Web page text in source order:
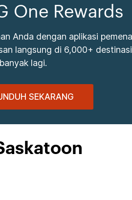
One Rewards
Anda dengan aplikasi
langsung di 6,000+
lagi.
SEKARANG